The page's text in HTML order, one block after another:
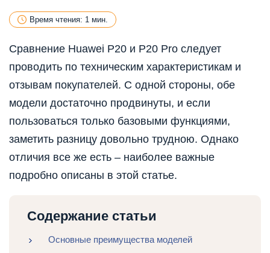
Время чтения: 1 мин.
Сравнение Huawei P20 и P20 Pro следует
проводить по техническим характеристикам и
отзывам покупателей. С одной стороны, обе
модели достаточно продвинуты, и если
пользоваться только базовыми функциями,
заметить разницу довольно трудною. Однако
отличия все же есть – наиболее важные
подробно описаны в этой статье.
Содержание статьи
Основные преимущества моделей